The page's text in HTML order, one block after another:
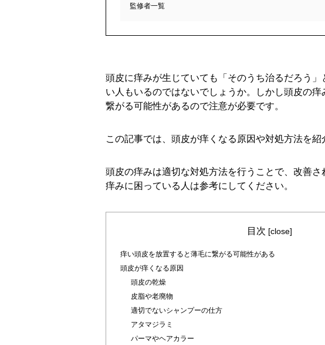
監修者一覧
頭皮に痒みが生じていても「そのうち治るだろう
い人もいるのではないでしょうか。しかし頭皮の痒
繋がる可能性があるので注意が必要です。
この記事では、頭皮が痒くなる原因や対処方法を紹
頭皮の痒みは適切な対処方法を行うことで、改善さ
痒みに困っている人は参考にしてください。
目次 [close]
痒い頭皮を放置すると薄毛に繋がる可能性がある
頭皮が痒くなる原因
頭皮の乾燥
皮脂や老廃物
適切でないシャンプーの仕方
アタマジラミ
パーマやヘアカラー